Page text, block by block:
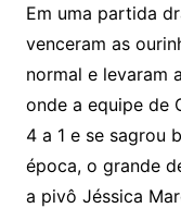
Em uma partida
venceram as
normal e levaram
onde a equipe de
4 a 1 e se sagrou
época, o grande
a pivô Jéssica